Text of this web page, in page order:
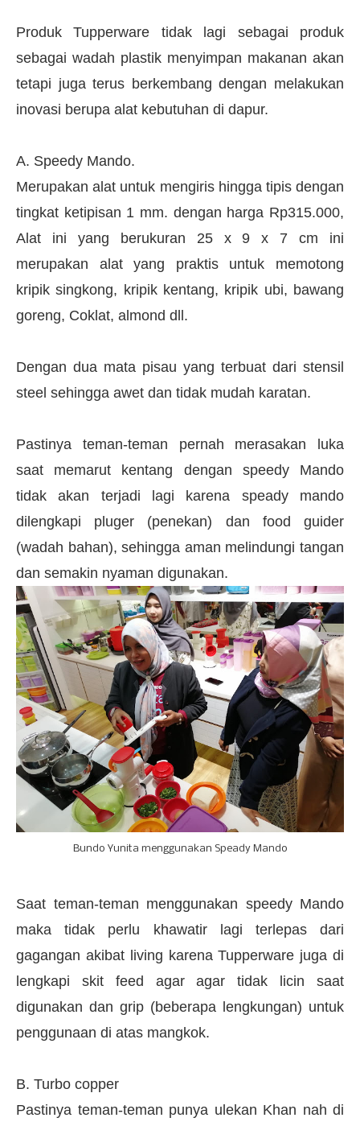
Produk Tupperware tidak lagi sebagai produk
sebagai wadah plastik menyimpan makanan akan
tetapi juga terus berkembang dengan melakukan
inovasi berupa alat kebutuhan di dapur.
A. Speedy Mando.
Merupakan alat untuk mengiris hingga tipis dengan
tingkat ketipisan 1 mm. dengan harga Rp315.000,
Alat ini yang berukuran 25 x 9 x 7 cm ini
merupakan alat yang praktis untuk memotong
kripik singkong, kripik kentang, kripik ubi, bawang
goreng, Coklat, almond dll.
Dengan dua mata pisau yang terbuat dari stensil
steel sehingga awet dan tidak mudah karatan.
Pastinya teman-teman pernah merasakan luka
saat memarut kentang dengan speedy Mando
tidak akan terjadi lagi karena speady mando
dilengkapi pluger (penekan) dan food guider
(wadah bahan), sehingga aman melindungi tangan
dan semakin nyaman digunakan.
Bundo Yunita menggunakan Speady Mando
Saat teman-teman menggunakan speedy Mando
maka tidak perlu khawatir lagi terlepas dari
gagangan akibat living karena Tupperware juga di
lengkapi skit feed agar agar tidak licin saat
digunakan dan grip (beberapa lengkungan) untuk
penggunaan di atas mangkok.
B. Turbo copper
Pastinya teman-teman punya ulekan Khan nah di